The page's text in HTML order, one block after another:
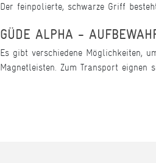
Der feinpolierte, schwarze Griff
GÜDE ALPHA -
Es gibt verschiedene Möglichkeiten,
Magnetleisten. Zum Transport eignen